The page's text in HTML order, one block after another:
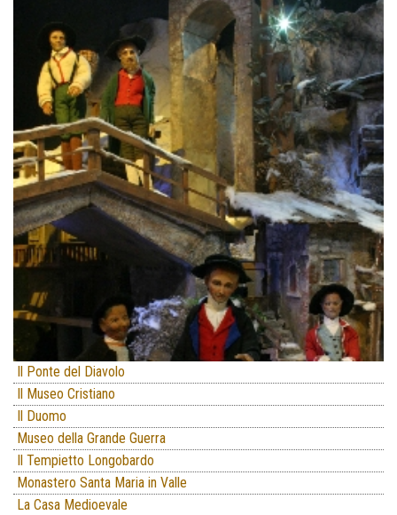
Il Ponte del Diavolo
Il Museo Cristiano
Il Duomo
Museo della Grande Guerra
Il Tempietto Longobardo
Monastero Santa Maria in Valle
La Casa Medioevale